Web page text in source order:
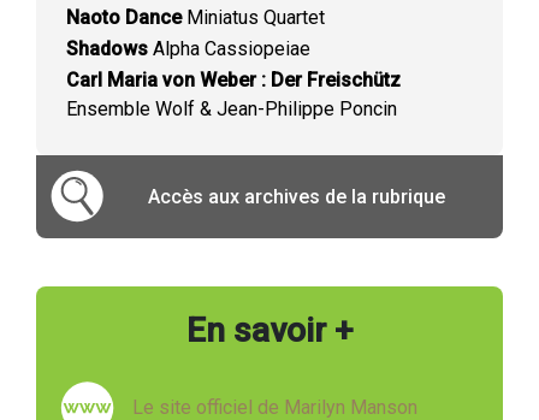
Naoto DanceMiniatus Quartet
Shadows Alpha Cassiopeiae
Carl Maria von Weber : Der Freischütz
Ensemble Wolf & Jean-Philippe Poncin
Accès aux archives de la rubrique
En savoir +
Le site officiel de Marilyn Manson